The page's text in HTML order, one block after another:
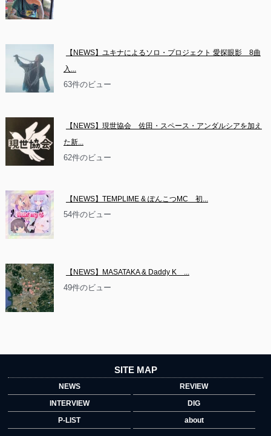
【NEWS】ユキナによるソロ・プロジェクト 愛探眼影　8曲
入...
63件のビュー
【NEWS】現世協会　佐田・スペース・アンダルシアを加え
た新...
62件のビュー
【NEWS】TEMPLIME & ぽんこつMC　初...
54件のビュー
【NEWS】MASATAKA & Daddy K　...
49件のビュー
SITE MAP
NEWS
REVIEW
INTERVIEW
DIG
P-LIST
about